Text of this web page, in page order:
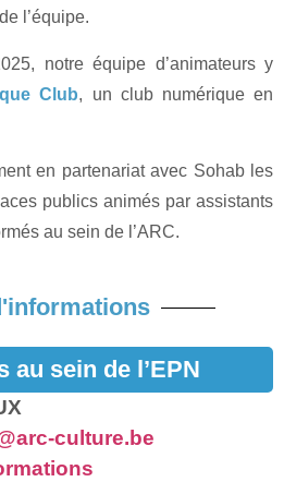
l’équipe.
notre équipe d’animateurs y
Club, un club numérique en
en partenariat avec Sohab les
publics animés par assistants
au sein de l’ARC.
au sein de l’EPN
culture.be